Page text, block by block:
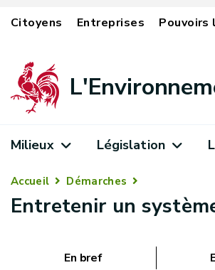
Citoyens Entreprises Pouvoirs
Milieux Législation
Accueil Démarches
Entretenir un
En bref